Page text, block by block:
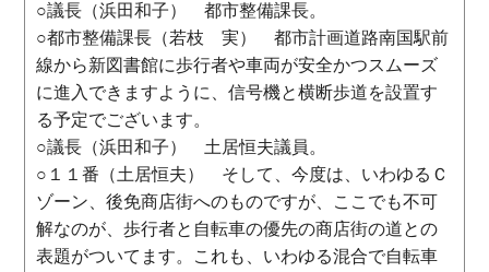
○議長（浜田和子） 都市整備課長。
○都市整備課長（若枝 実） 都市計画道路南国駅前
線から新図書館に歩行者や車両が安全かつスムーズ
に進入できますように、信号機と横断歩道を設置す
る予定でございます。
○議長（浜田和子） 土居恒夫議員。
○１１番（土居恒夫） そして、今度は、いわゆるＣ
ゾーン、後免商店街へのものですが、ここでも不可
解なのが、歩行者と自転車の優先の商店街の道との
表題がついてます。これも、いわゆる混合で自転車